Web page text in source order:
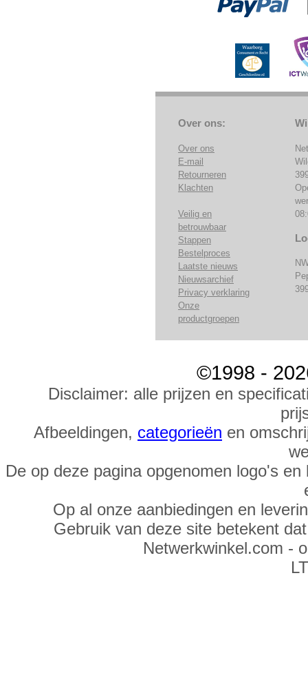
Over ons:
Over ons
E-mail
Retourneren
Klachten
Veilig en
betrouwbaar
Stappen
Bestelproces
Laatste nieuws
Nieuwsarchief
Privacy verklaring
Onze
productgroepen
©1998 -
Disclaimer: alle prijzen en
Afbeeldingen, categorieën en
De op deze pagina opgenomen logo's
Op al onze aanbiedingen en
Gebruik van deze site betekent
Netwerkwinkel.com -